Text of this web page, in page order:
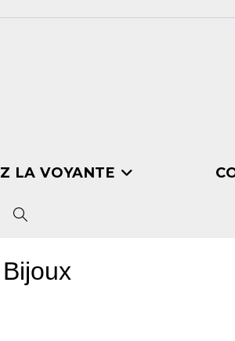
LA VOYANTE
Bijoux